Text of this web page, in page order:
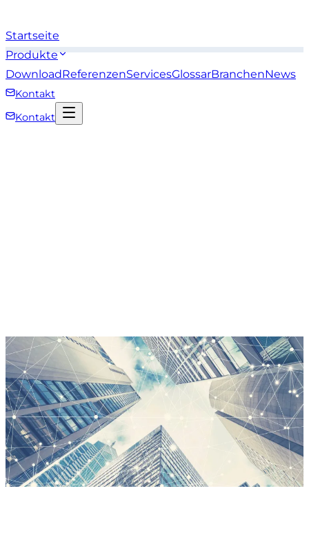
Startseite
Produkte
DownloadReferenzenServicesGlossarBranchenNews
Kontakt
Kontakt